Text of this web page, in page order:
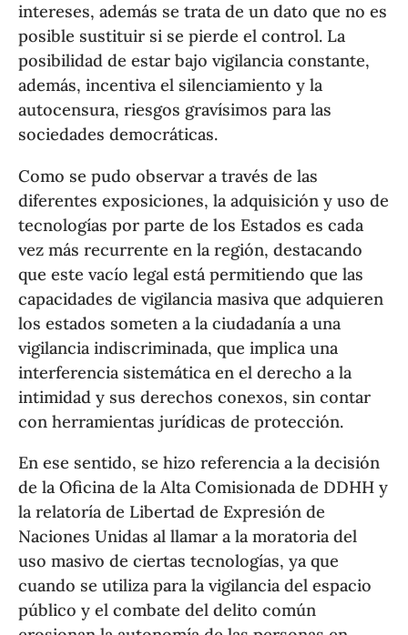
intereses, además se trata de un dato que no es
posible sustituir si se pierde el control. La
posibilidad de estar bajo vigilancia constante,
además, incentiva el silenciamiento y la
autocensura, riesgos gravísimos para las
sociedades democráticas.
Como se pudo observar a través de las
diferentes exposiciones, la adquisición y uso de
tecnologías por parte de los Estados es cada
vez más recurrente en la región, destacando
que este vacío legal está permitiendo que las
capacidades de vigilancia masiva que adquieren
los estados someten a la ciudadanía a una
vigilancia indiscriminada, que implica una
interferencia sistemática en el derecho a la
intimidad y sus derechos conexos, sin contar
con herramientas jurídicas de protección.
En ese sentido, se hizo referencia a la decisión
de la Oficina de la Alta Comisionada de DDHH y
la relatoría de Libertad de Expresión de
Naciones Unidas al llamar a la moratoria del
uso masivo de ciertas tecnologías, ya que
cuando se utiliza para la vigilancia del espacio
público y el combate del delito común